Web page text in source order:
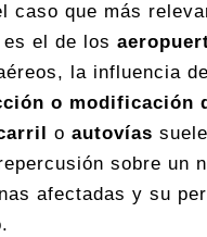
caso que más
el de los
la influencia
o modificación
o autovías
sobre un
afectadas y su